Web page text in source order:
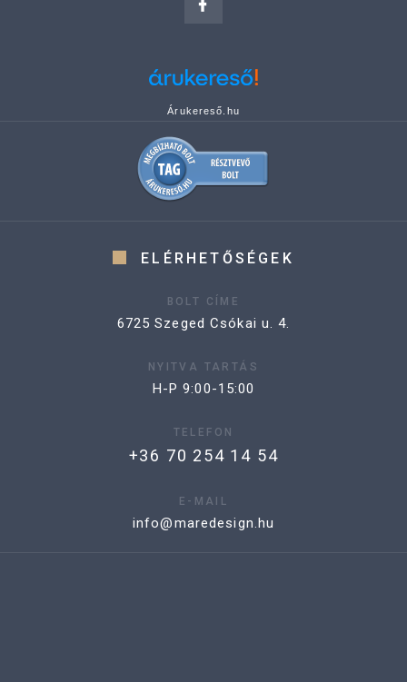
Árukereső.hu
ELÉRHETŐSÉGEK
BOLT CÍME
6725 Szeged Csókai u. 4.
NYITVA TARTÁS
H-P 9:00-15:00
TELEFON
+36 70 254 14 54
E-MAIL
info@maredesign.hu